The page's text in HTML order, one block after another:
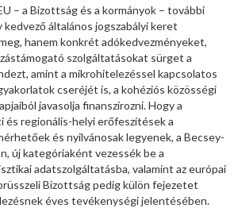
– a Bizottság és a kormányok – további
általános jogszabályi keret
hanem konkrét adókedvezményeket,
szolgáltatásokat sürget a
amint a mikrohitelezéssel kapcsolatos
cseréjét is, a kohéziós közösségi
javasolja finanszírozni. Hogy a
és regionális-helyi erőfeszítések a
és nyilvánosak legyenek, a Becsey-
új kategóriaként vezessék be a
adatszolgáltatásba, valamint az európai
Bizottság pedig külön fejezetet
éves tevékenységi jelentésében.